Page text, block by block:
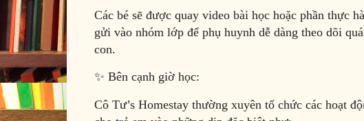
Các bé sẽ được quay video bài học hoặc phần thực
gửi vào nhóm lớp để phụ huynh dễ dàng theo dõi
con.
✨ Bên cạnh giờ học:
Cô Tư’s Homestay thường xuyên tổ chức các hoạt